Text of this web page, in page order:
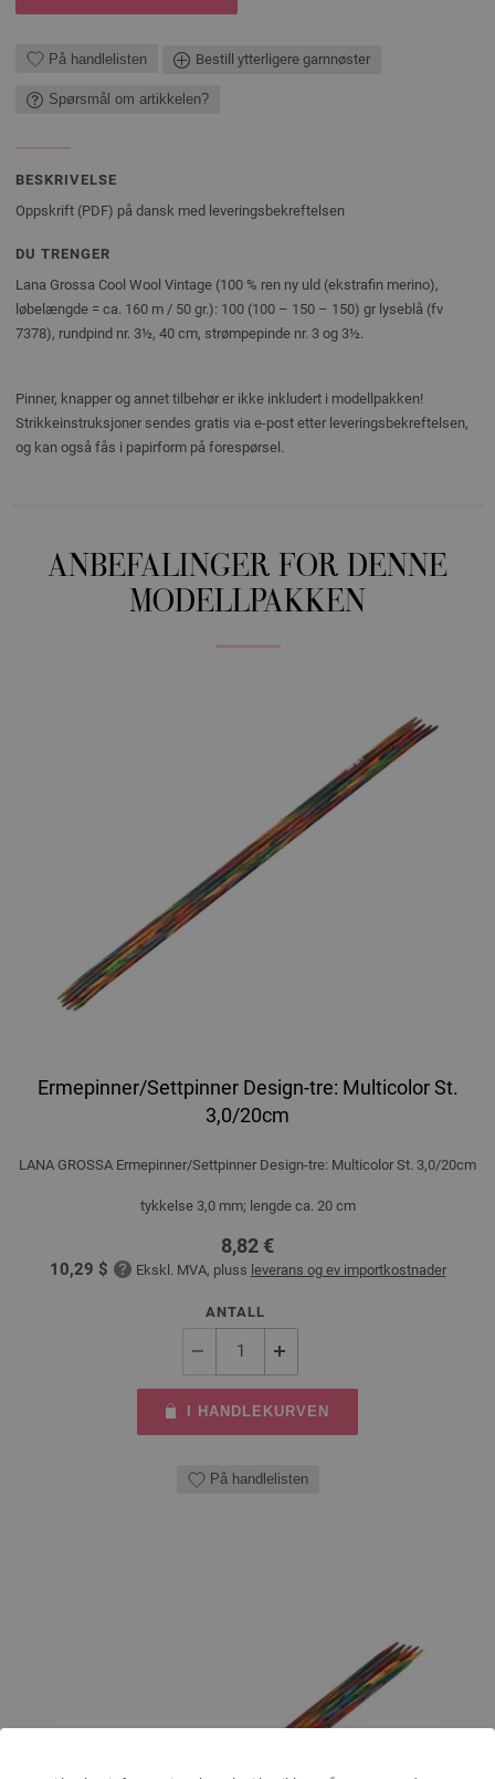
På handlelisten Bestill ytterligere garnnøster
Spørsmål om artikkelen?
BESKRIVELSE
Oppskrift (PDF) på dansk med leveringsbekreftelsen
DU TRENGER
Lana Grossa Cool Wool Vintage (100 % ren ny uld (ekstrafin merino),
løbelængde = ca. 160 m / 50 gr.): 100 (100 – 150 – 150) gr lyseblå (fv
7378), rundpind nr. 3½, 40 cm, strømpepinde nr. 3 og 3½.
Pinner, knapper og annet tilbehør er ikke inkludert i modellpakken!
Strikkeinstruksjoner sendes gratis via e-post etter leveringsbekreftelsen,
og kan også fås i papirform på forespørsel.
ANBEFALINGER FOR DENNE
MODELLPAKKEN
Ermepinner/Settpinner Design-tre: Multicolor St.
3,0/20cm
LANA GROSSA Ermepinner/Settpinner Design-tre: Multicolor St. 3,0/20cm
tykkelse 3,0 mm; lengde ca. 20 cm
8,82 €
10,29 $ Ekskl. MVA, pluss leverans og ev importkostnader
ANTALL
I HANDLEKURVEN
På handlelisten